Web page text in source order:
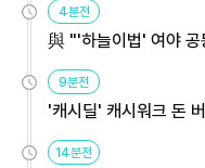
4분전
與 "'하늘이법' 여야
9분전
'캐시딜' 캐시워크 돈
14분전